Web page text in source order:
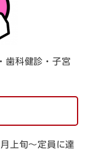
歯科健診・子宮
上旬～定員に達